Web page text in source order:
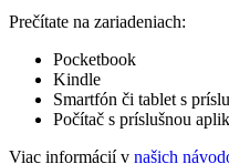
Prečítate na zariadeniach:
Pocketbook
Kindle
Smartfón či tablet s
Počítač s príslušnou
Viac informácií v našich